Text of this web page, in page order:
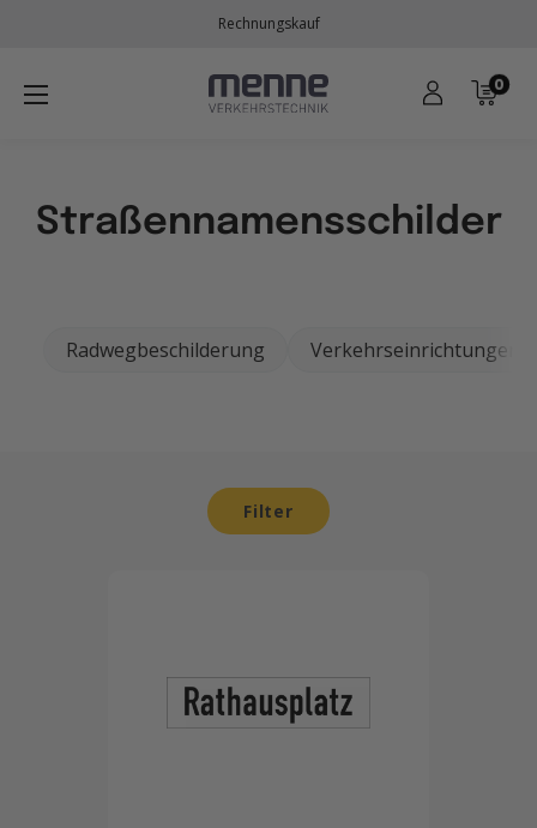
Inhalt
Rechnungskauf
Menne
0
Straßennamensschilder
Radwegbeschilderung Verkehrseinrichtungen
Filter